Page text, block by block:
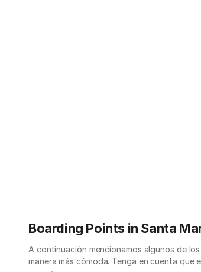
Boarding Points in Santa
A continuación mencionamos algunos de
manera más cómoda. Tenga en cuenta